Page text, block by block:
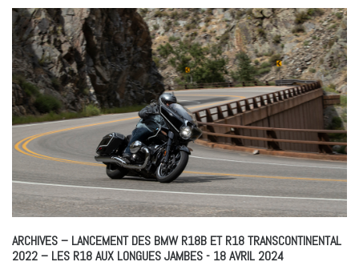
ARCHIVES – LANCEMENT DES BMW R18B ET R18 TRANSCONTINENTAL
2022 – LES R18 AUX LONGUES JAMBES- 18 AVRIL 2024